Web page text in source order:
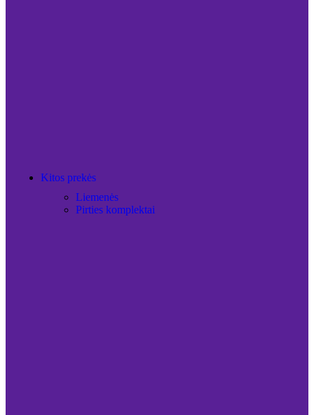
Kitos prekės
Liemenės
Pirties komplektai